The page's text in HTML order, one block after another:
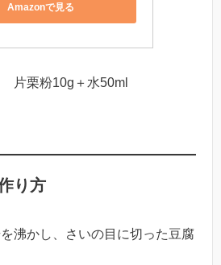
Amazonで見る
栗粉10g＋水50ml
り方
沸かし、さいの目に切った豆腐